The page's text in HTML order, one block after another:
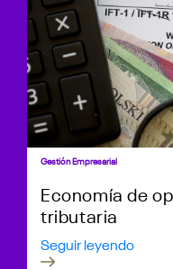
Gestión Empresarial
Economía de
tributaria
Seguir leyendo